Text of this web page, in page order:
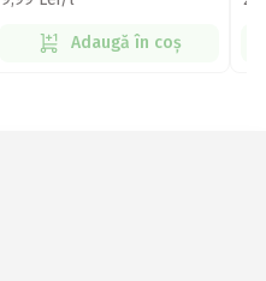
Adaugă în coș